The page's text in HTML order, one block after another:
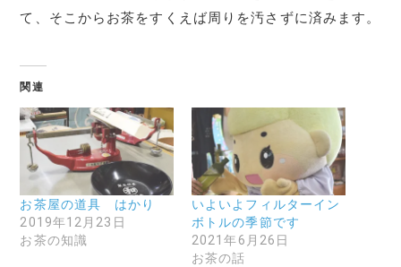
て、そこからお茶をすくえば周りを汚さずに済みます。
関連
お茶屋の道具 はかり
2019年12月23日
お茶の知識
いよいよフィルターイン
ボトルの季節です
2021年6月26日
お茶の話